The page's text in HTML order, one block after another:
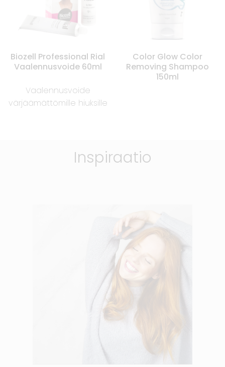
Biozell Professional Rial
Vaalennusvoide 60ml
Vaalennusvoide
värjäämättömille hiuksille
Color Glow Color
Removing Shampoo
150ml
Inspiraatio